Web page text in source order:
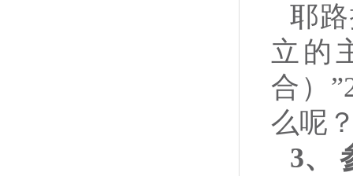
耶
立的
合）
么呢
3、